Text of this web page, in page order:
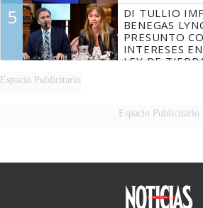
5
DI TULLIO
BENEGAS
PRESUNTO
INTERESES
LEY DE
Espacio Publicitario
Espacio Publicitario